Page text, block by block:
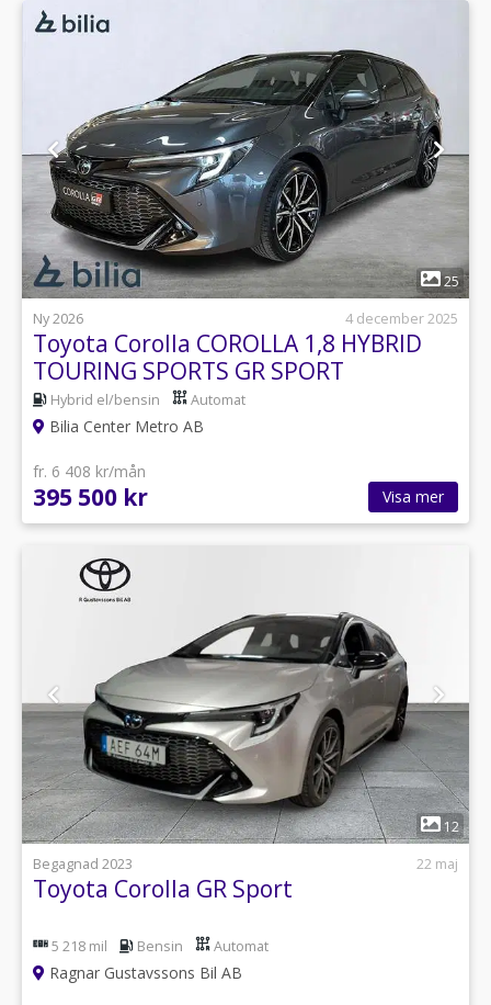
1
25
Ny 2026
4 december 2025
Toyota Corolla COROLLA 1,8 HYBRID
TOURING SPORTS GR SPORT
Hybrid el/bensin Automat
Bilia Center Metro AB
fr. 6 408 kr/mån
395 500 kr Visa mer
1
12
Begagnad 2023
22 maj
Toyota Corolla GR Sport
5 218 mil Bensin Automat
Ragnar Gustavssons Bil AB